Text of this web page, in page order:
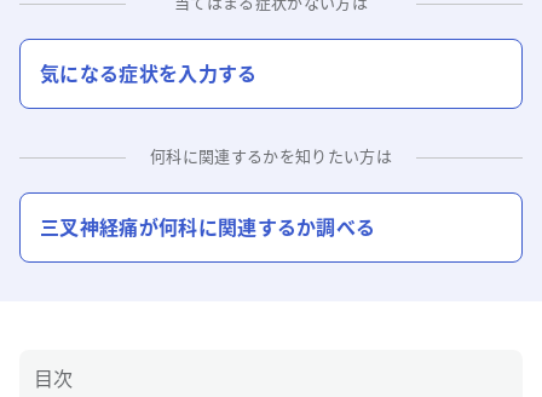
気になる症状を入力する
何科に関連するかを知りたい方は
三叉神経痛が何科に関連するか調べる
目次